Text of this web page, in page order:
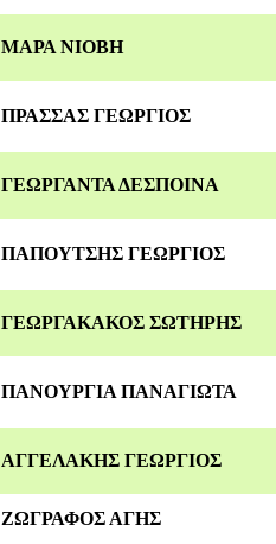
ΜΑΡΑ ΝΙΟΒΗ
ΠΡΑΣΣΑΣ ΓΕΩΡΓΙΟΣ
ΓΕΩΡΓΑΝΤΑ ΔΕΣΠΟΙΝΑ
ΠΑΠΟΥΤΣΗΣ ΓΕΩΡΓΙΟΣ
ΓΕΩΡΓΑΚΑΚΟΣ ΣΩΤΗΡΗΣ
ΠΑΝΟΥΡΓΙΑ ΠΑΝΑΓΙΩΤΑ
ΑΓΓΕΛΑΚΗΣ ΓΕΩΡΓΙΟΣ
ΖΩΓΡΑΦΟΣ ΑΓΗΣ